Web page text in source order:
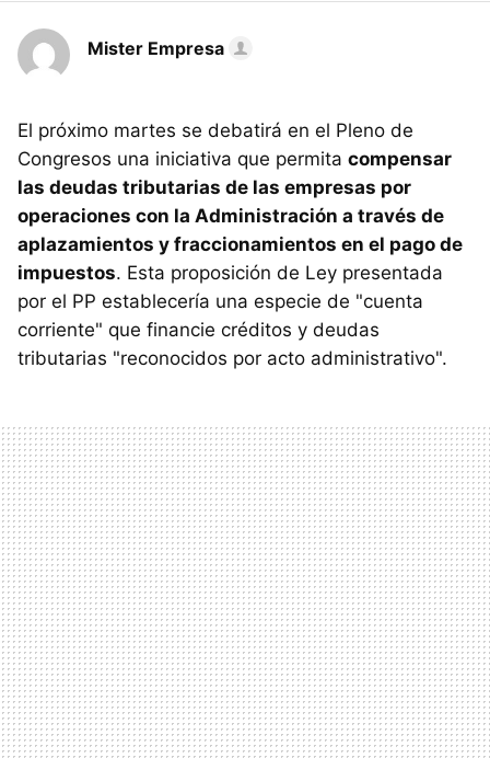
Mister Empresa
El próximo martes se debatirá en el Pleno de
Congresos una iniciativa que permita compensar
las deudas tributarias de las empresas por
operaciones con la Administración a través de
aplazamientos y fraccionamientos en el pago de
impuestos. Esta proposición de Ley presentada
por el PP establecería una especie de "cuenta
corriente" que financie créditos y deudas
tributarias "reconocidos por acto administrativo".